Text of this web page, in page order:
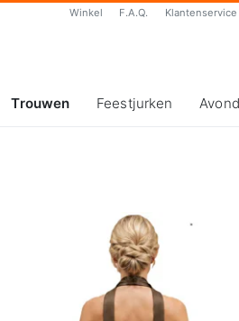
Winkel F.A.Q. Klantenservice
Trouwen Feestjurken